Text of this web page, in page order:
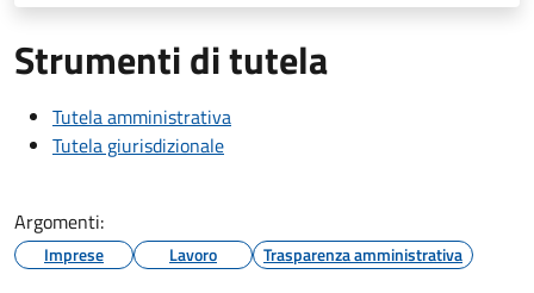
Strumenti di tutela
Tutela amministrativa
Tutela giurisdizionale
Argomenti:
Imprese Lavoro Trasparenza amministrativa